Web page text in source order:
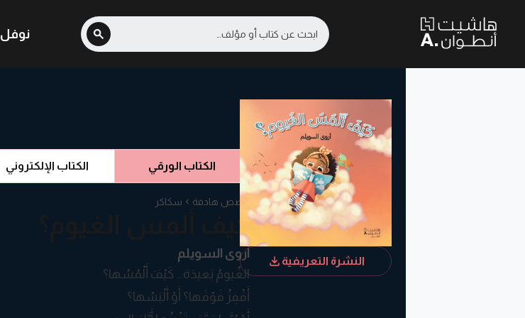
نوفل
الكتاب الورقي الكتاب الإلكتروني
قصص هادفة سكاكر
كيف ألمس الغيوم؟
أروى السويلم
الغُيومُ بَعيدَة… كَيْفَ أَلْمُسُها؟
أَقْفِزُ فَوْقَها؟ أَوْ أَلْبَسُها؟
النشرة التعريفية